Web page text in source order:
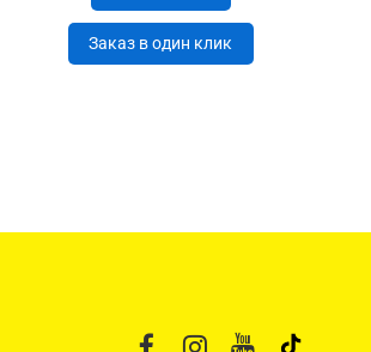
Заказ в один клик